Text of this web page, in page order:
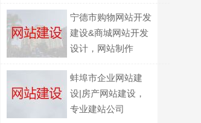
宁德市购物网站开发
建设&商城网站开发
设计，网站制作
蚌埠市企业网站建
设|房产网站建设，
专业建站公司